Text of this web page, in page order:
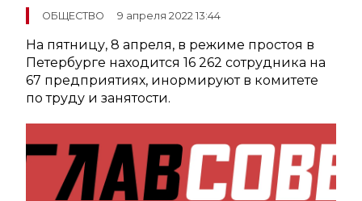
ОБЩЕСТВО 9 апреля 2022 13:44
На пятницу, 8 апреля, в режиме простоя в
Петербурге находится 16 262 сотрудника на
67 предприятиях, инормируют в комитете
по труду и занятости.